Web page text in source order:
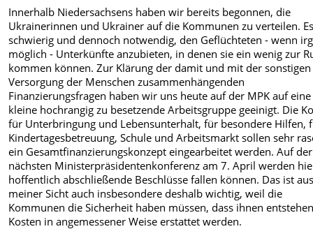
Innerhalb Niedersachsens haben wir bereits begonnen, die
Ukrainerinnen und Ukrainer auf die Kommunen zu verteilen.
schwierig und dennoch notwendig, den Geflüchteten - wenn
möglich - Unterkünfte anzubieten, in denen sie ein wenig zur
kommen können. Zur Klärung der damit und mit der sonstigen
Versorgung der Menschen zusammenhängenden
Finanzierungsfragen haben wir uns heute auf der MPK auf eine
kleine hochrangig zu besetzende Arbeitsgruppe geeinigt. Die
für Unterbringung und Lebensunterhalt, für besondere Hilfen,
Kindertagesbetreuung, Schule und Arbeitsmarkt sollen sehr
ein Gesamtfinanzierungskonzept eingearbeitet werden. Auf der
nächsten Ministerpräsidentenkonferenz am 7. April werden
hoffentlich abschließende Beschlüsse fallen können. Das ist
meiner Sicht auch insbesondere deshalb wichtig, weil die
Kommunen die Sicherheit haben müssen, dass ihnen
Kosten in angemessener Weise erstattet werden.